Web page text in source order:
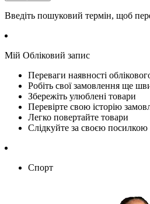
Введіть пошуковий термін, щоб
Мій Обліковий запис
Переваги наявності
Робіть свої замовлення ще
Збережіть улюблені товари
Перевірте свою історію
Легко повертайте товари
Слідкуйте за своєю посилкою
Спорт